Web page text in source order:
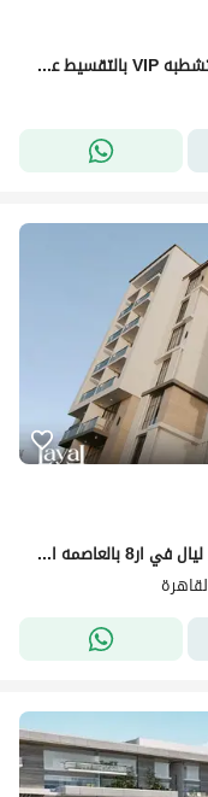
اقل سعر شقه 4غرف علي فيو لاجون مباشره متشطبه VIP بالتقسيط علي 12سنه بخصم 40% لفتره محدوده | استفيد بسعر القديم
بخصم الكاش اميز شقه بفيو لاجون في مشروع ليال في ار8 بالعاصمه الاداريه الجديده دقايق لمطار العاصمه و الداون تاون